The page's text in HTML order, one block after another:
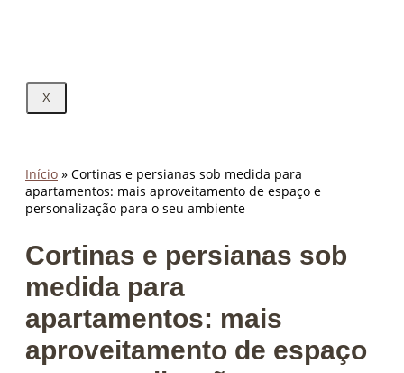
X
Início » Cortinas e persianas sob medida para
apartamentos: mais aproveitamento de espaço e
personalização para o seu ambiente
Cortinas e persianas sob
medida para
apartamentos: mais
aproveitamento de espaço